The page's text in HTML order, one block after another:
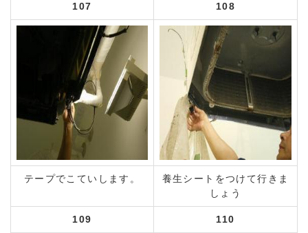
107 108
テープでこていします。
養生シートをつけて行きま
しょう
109 110